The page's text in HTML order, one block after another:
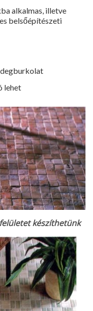
alkalmas, illetve
belsőépítészeti
lehet
készíthetünk